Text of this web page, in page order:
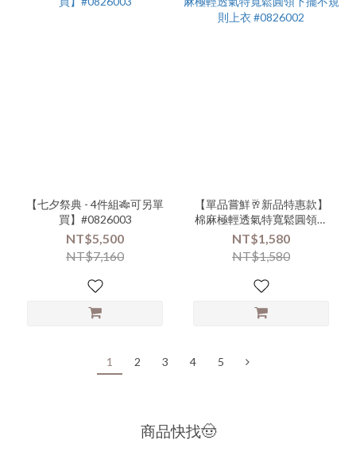
【七夕祭典 - 4件組🎋可另單
買】#0826003
NT$5,500
NT$7,160
【單品嘗鮮🥂新品特惠款】
棉麻極輕透氣特寬鬆圓領下
擺不規則上衣 #0826002
NT$1,580
NT$1,580
1 2 3 4 5
商品快找🤠